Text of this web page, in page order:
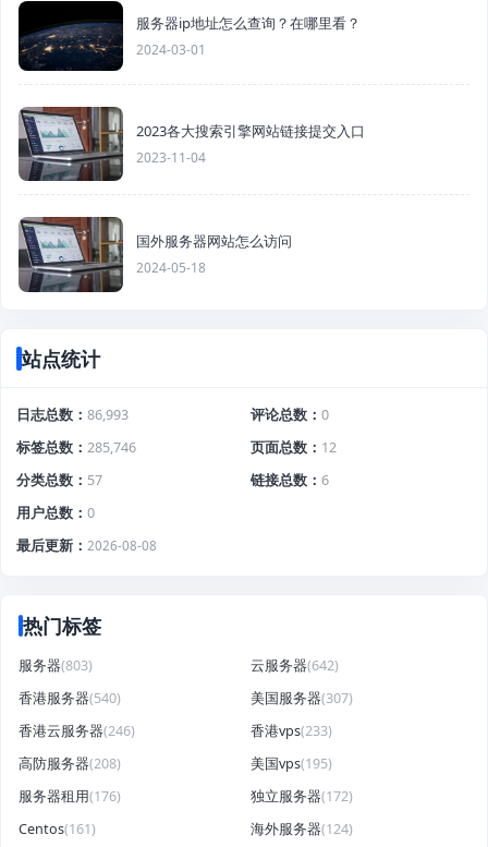
服务器ip地址怎么查询？在哪里看？
2024-03-01
2023各大搜索引擎网站链接提交入口
2023-11-04
国外服务器网站怎么访问
2024-05-18
站点统计
日志总数 86,993 评论总数
0
标签总数
285,746 页面总数
12
分类总数
57 链接总数
6
用户总数
0
最后更新
2026-08-08
热门标签
服务器(803) 云服务器(642)
香港服务器(540) 美国服务器(307)
香港云服务器(246) 香港vps(233)
高防服务器(208) 美国vps(195)
服务器租用(176) 独立服务器(172)
Centos(161) 海外服务器(124)